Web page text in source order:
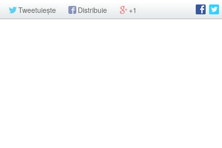
Tweetuiește Distribuie +1